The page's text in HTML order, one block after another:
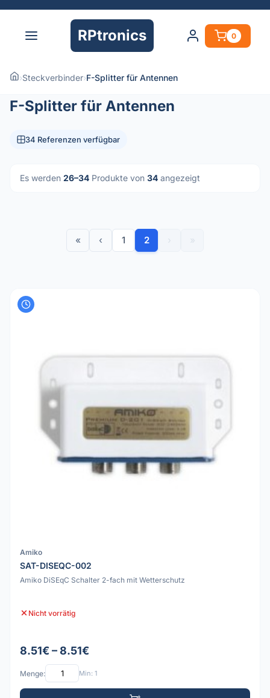
RPtronics 0
›Steckverbinder›F-Splitter für Antennen
F-Splitter für Antennen
34 Referenzen verfügbar
Es werden 26–34 Produkte von 34 angezeigt
« ‹ 1 2
Amiko
SAT-DISEQC-002
Amiko DiSEqC Schalter 2-fach mit Wetterschutz
Nicht vorrätig
8.51€ – 8.51€
Menge: Min: 1